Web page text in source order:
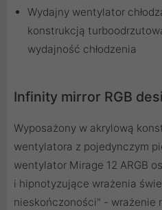
Wydajny wentylator
konstrukcją
wydajność chłodzenia
Infinity mirror RGB
Wyposażony w akrylową
wentylatora z pojedynczym
wentylator Mirage 12 ARGB
i hipnotyzujące wrażenia
nieskończoności" - wrażenie